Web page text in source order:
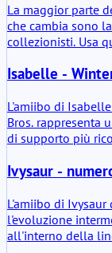
La maggior parte
che cambia sono
collezionisti. Usa
Isabelle -
L'amiibo di
Bros. rappresenta
di supporto più
affermato. Il
interpretazione
specifico nel
Ivysaur -
L'amiibo di Ivysaur
l'evoluzione
all'interno della